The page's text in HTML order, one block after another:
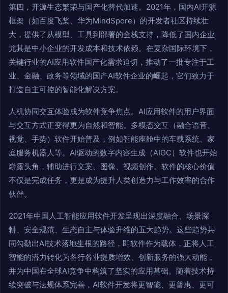
第四，开源生态繁荣与国产化替代加速。2021年，国内AI开源
框架（如百度飞桨、华为MindSpore）的开发者社区持续壮
大，提供了从模型、工具到部署的全栈支持，降低了国内企业
尤其是中小企业的开发成本和技术依赖。在复杂国际环境下，
关键行业的AI应用软件国产化需求迫切，推动了一批专注于工
业、金融、政务等领域的国产AI软件企业的崛起，它们致力于
打造自主可控的智能化解决方案。
人机协同交互体验成为软件竞争焦点。AI应用软件的用户界面
与交互方式正变得更为自然和智能。多模态交互（融合语音、
视觉、手势）软件开始普及，例如智能座舱中的车载系统、家
庭服务机器人等。AI驱动的数字内容生成（AIGC）软件也开始
崭露头角，辅助进行文案、图像、视频创作。软件的核心价值
不仅是完成任务，更是成为提升人类创造力与工作效率的合作
伙伴。
2021年中国人工智能应用软件开发呈现出深度融合、场景深
耕、安全规范、生态自主与体验升维的五大趋势。这些趋势共
同勾勒出AI技术落地生根的路径，即软件作为载体，正将人工
智能的潜力转化为各行各业提质增效、创新服务的强大动能，
并为中国在全球AI竞争中构筑了坚实的应用基础。随着技术持
续突破与法规体系完善，AI软件开发将更智能、更普惠、更可